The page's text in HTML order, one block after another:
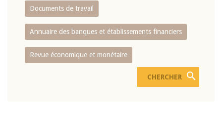
Documents de travail
Annuaire des banques et établissements financiers
Revue économique et monétaire